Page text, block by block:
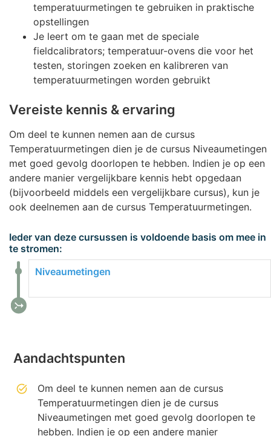
temperatuurmetingen te gebruiken in praktische
opstellingen
Je leert om te gaan met de speciale
fieldcalibrators; temperatuur-ovens die voor het
testen, storingen zoeken en kalibreren van
temperatuurmetingen worden gebruikt
Vereiste kennis & ervaring
Om deel te kunnen nemen aan de cursus
Temperatuurmetingen dien je de cursus Niveaumetingen
met goed gevolg doorlopen te hebben. Indien je op een
andere manier vergelijkbare kennis hebt opgedaan
(bijvoorbeeld middels een vergelijkbare cursus), kun je
ook deelnemen aan de cursus Temperatuurmetingen.
Ieder van deze cursussen is voldoende basis om mee in
te stromen:
Niveaumetingen
call_merge
Aandachtspunten
Om deel te kunnen nemen aan de cursus
Temperatuurmetingen dien je de cursus
Niveaumetingen met goed gevolg doorlopen te
hebben. Indien je op een andere manier